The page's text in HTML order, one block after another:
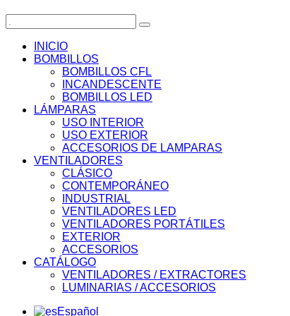
INICIO
BOMBILLOS
BOMBILLOS CFL
INCANDESCENTE
BOMBILLOS LED
LÁMPARAS
USO INTERIOR
USO EXTERIOR
ACCESORIOS DE LAMPARAS
VENTILADORES
CLÁSICO
CONTEMPORÁNEO
INDUSTRIAL
VENTILADORES LED
VENTILADORES PORTÁTILES
EXTERIOR
ACCESORIOS
CATÁLOGO
VENTILADORES / EXTRACTORES
LUMINARIAS / ACCESORIOS
Español